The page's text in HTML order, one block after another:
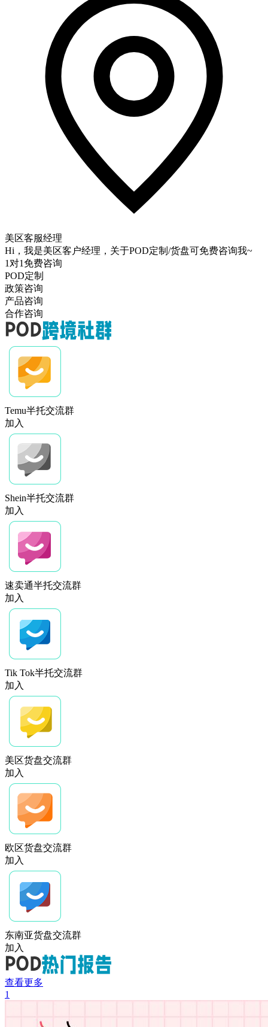
美区客服经理
Hi，我是美区客户经理，关于POD定制/货盘可免费咨询我~
1对1免费咨询
POD定制
政策咨询
产品咨询
合作咨询
Temu半托交流群
加入
Shein半托交流群
加入
速卖通半托交流群
加入
Tik Tok半托交流群
加入
美区货盘交流群
加入
欧区货盘交流群
加入
东南亚货盘交流群
加入
查看更多
1